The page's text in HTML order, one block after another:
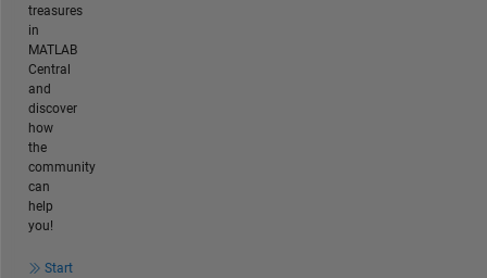
treasures
in
MATLAB
Central
and
discover
how
the
community
can
help
you!
Start